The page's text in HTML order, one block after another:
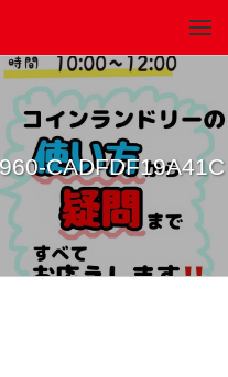
CADFDF19A41C